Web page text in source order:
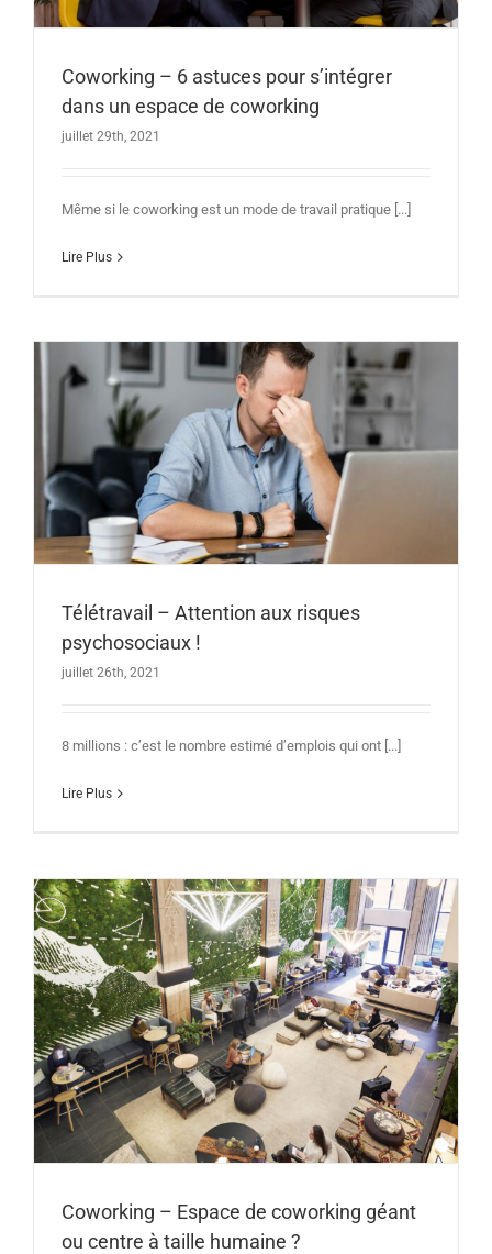
Coworking – 6 astuces pour s’intégrer
dans un espace de coworking
juillet 29th, 2021
Même si le coworking est un mode de travail pratique [...]
Lire Plus
Télétravail – Attention aux risques
psychosociaux !
juillet 26th, 2021
8 millions : c’est le nombre estimé d’emplois qui ont [...]
Lire Plus
Coworking – Espace de coworking géant
ou centre à taille humaine ?